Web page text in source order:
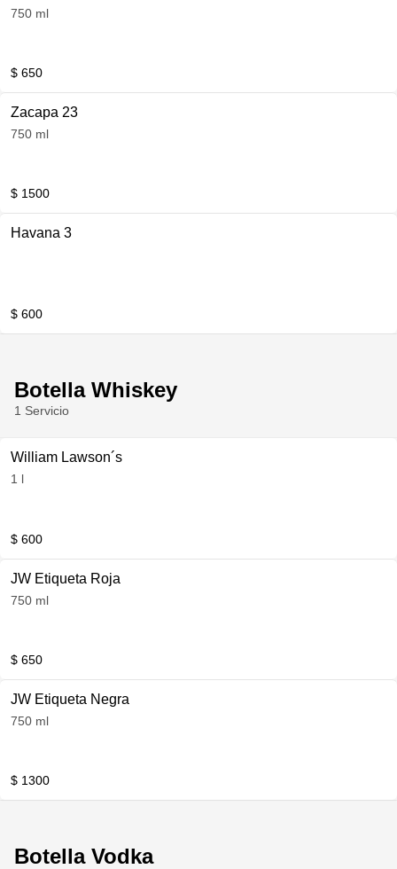
750 ml
$ 650
Zacapa 23
750 ml
$ 1500
Havana 3
$ 600
Botella Whiskey
1 Servicio
William Lawson´s
1 l
$ 600
JW Etiqueta Roja
750 ml
$ 650
JW Etiqueta Negra
750 ml
$ 1300
Botella Vodka